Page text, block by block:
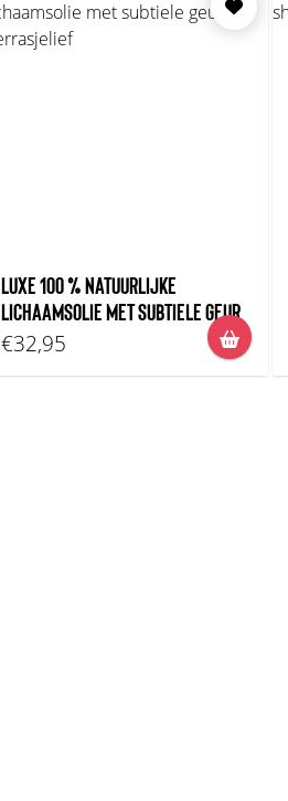
LUXE 100 % NATUURLIJKE
LICHAAMSOLIE MET SUBTIELE GEUR
€32,95